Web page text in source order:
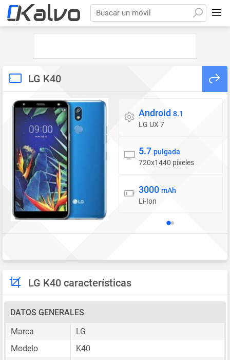
Buscar un móvil
LG K40
Sistema operativo
Android 8.1
LG UX 7
Pantalla
5.7 pulgada
720x1440 píxeles
Batería
3000 mAh
Li-Ion
LG K40 características
DATOS GENERALES
Marca
LG
Modelo
K40